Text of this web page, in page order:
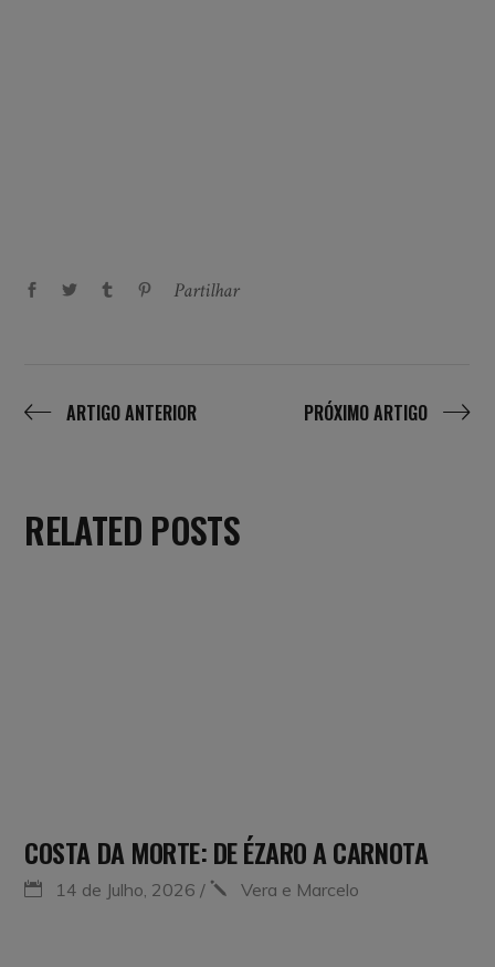
Partilhar
ARTIGO ANTERIOR PRÓXIMO ARTIGO
RELATED POSTS
COSTA DA MORTE: DE ÉZARO A CARNOTA
14 de Julho, 2026 Vera e Marcelo